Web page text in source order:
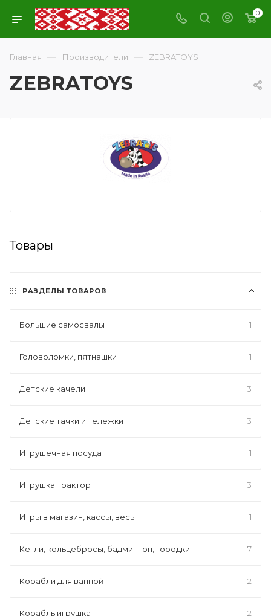
0
Главная — Производители — ZEBRATOYS
ZEBRATOYS
Товары
РАЗДЕЛЫ ТОВАРОВ
Большие самосвалы 1
Головоломки, пятнашки 1
Детские качели 3
Детские тачки и тележки 3
Игрушечная посуда 1
Игрушка трактор 3
Игры в магазин, кассы, весы 1
Кегли, кольцебросы, бадминтон, городки 7
Корабли для ванной 2
Корабль игрушка 2